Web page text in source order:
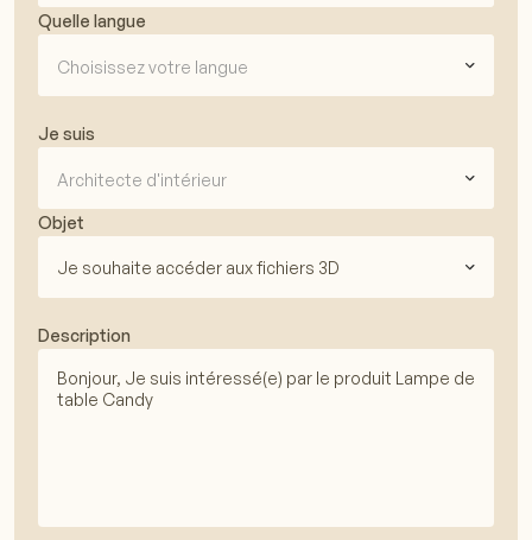
Quelle langue
Choisissez votre langue
Je suis
Architecte d'intérieur
Objet
Je souhaite accéder aux fichiers 3D
Description